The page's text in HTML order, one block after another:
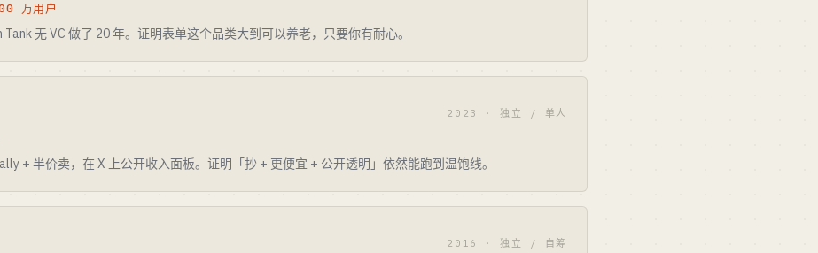
万用户
无 VC 做了 20 年。证明表单这个品类大到可以养老，只要你有耐心。
2023 · 独立 / 单人
+ 半价卖，在 X 上公开收入面板。证明「抄 + 更便宜 + 公开透明」依然能跑到温饱线。
2016 · 独立 / 自筹